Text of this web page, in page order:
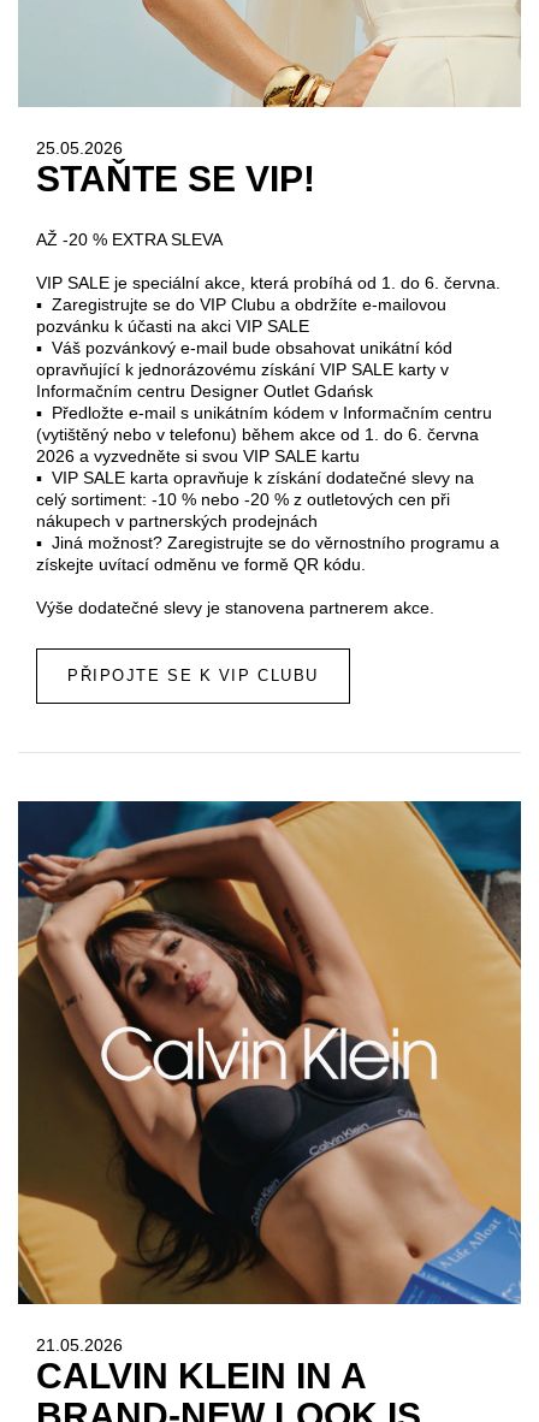
25.05.2026
STAŇTE SE VIP!
AŽ -20 % EXTRA SLEVA
VIP SALE je speciální akce, která probíhá od 1. do 6. června.
▪ Zaregistrujte se do VIP Clubu a obdržíte e-mailovou
pozvánku k účasti na akci VIP SALE
▪ Váš pozvánkový e-mail bude obsahovat unikátní kód
opravňující k jednorázovému získání VIP SALE karty v
Informačním centru Designer Outlet Gdańsk
▪ Předložte e-mail s unikátním kódem v Informačním centru
(vytištěný nebo v telefonu) během akce od 1. do 6. června
2026 a vyzvedněte si svou VIP SALE kartu
▪ VIP SALE karta opravňuje k získání dodatečné slevy na
celý sortiment: -10 % nebo -20 % z outletových cen při
nákupech v partnerských prodejnách
▪ Jiná možnost? Zaregistrujte se do věrnostního programu a
získejte uvítací odměnu ve formě QR kódu.
Výše dodatečné slevy je stanovena partnerem akce.
PŘIPOJTE SE K VIP CLUBU
21.05.2026
CALVIN KLEIN IN A